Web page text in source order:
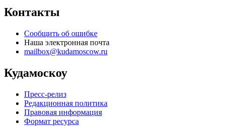
Контакты
Сообщить об ошибке
Наша электронная почта
mailbox@kudamoscow.ru
Кудамоскоу
Пресс-релиз
Редакционная политика
Правовая информация
Формат ресурса